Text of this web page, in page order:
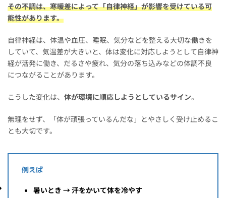
その不調は、寒暖差によって「自律神経」が影響を受けている可
能性があります。
自律神経は、体温や血圧、睡眠、気分などを整える大切な働きを
していて、気温差が大きいと、体は変化に対応しようとして自律神
経が活発に働き、だるさや疲れ、気分の落ち込みなどの体調不良
につながることがあります。
こうした変化は、 体が環境に順応しようとしているサイン。
無理をせず、「体が頑張っているんだな」とやさしく受け止めるこ
とも大切です。
例えば
暑いとき → 汗をかいて体を冷やす